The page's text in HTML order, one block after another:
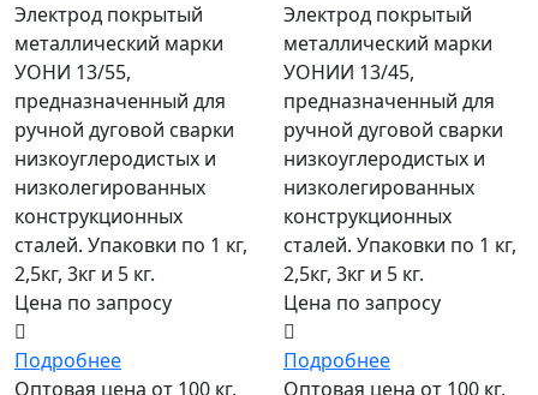
Электрод покрытый
металлический марки
УОНИ 13/55,
предназначенный для
ручной дуговой сварки
низкоуглеродистых и
низколегированных
конструкционных
сталей. Упаковки по 1 кг,
2,5кг, 3кг и 5 кг.
Цена по запросу
Подробнее
Оптовая цена от 100 кг.
Электрод покрытый
металлический марки
УОНИИ 13/45,
предназначенный для
ручной дуговой сварки
низкоуглеродистых и
низколегированных
конструкционных
сталей. Упаковки по 1 кг,
2,5кг, 3кг и 5 кг.
Цена по запросу
Подробнее
Оптовая цена от 100 кг.